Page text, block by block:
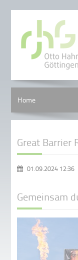
Home
Great Barrier
01.09.2024 12:36
Gemeinsam